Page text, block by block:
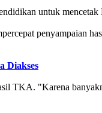
untuk
penyampaian
Diakses
TKA. "Karena